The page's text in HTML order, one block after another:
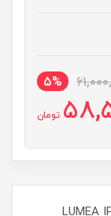
5%
تومان